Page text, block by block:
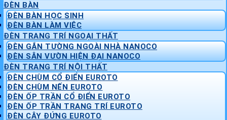
ĐÈN BÀN
ĐÈN BÀN HỌC SINH
ĐÈN BÀN LÀM VIỆC
ĐÈN TRANG TRÍ NGOẠI THẤT
ĐÈN GẮN TƯỜNG NGOÀI NHÀ NANOCO
ĐÈN SÂN VƯỜN HIỆN ĐẠI NANOCO
ĐÈN TRANG TRÍ NỘI THẤT
ĐÈN CHÙM CỔ ĐIỂN EUROTO
ĐÈN CHÙM NẾN EUROTO
ĐÈN ỐP TRẦN CỔ ĐIỂN EUROTO
ĐÈN ỐP TRẦN TRANG TRÍ EUROTO
ĐÈN CÂY ĐỨNG EUROTO